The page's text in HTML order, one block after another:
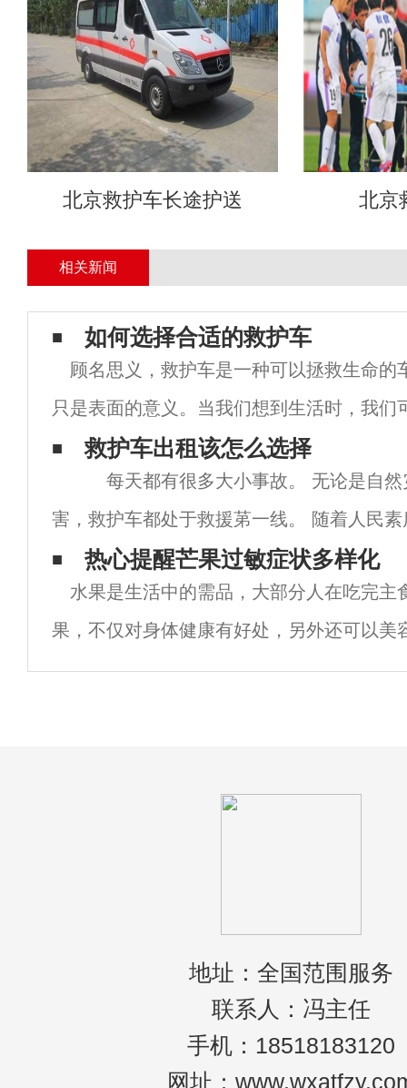
北京救护车长途护送 北京
相关新闻
如何选择合适的救护车
顾名思义，救护车是一种可以拯救生命的
只是表面的意义。当我们想到生活时，我们
的意义。120救护车出租在病人危机时期确
用。救护车是医院必不可少的医疗用品。对
救护车出租该怎么选择
每天都有很多大小事故。 无论是自然
害，救护车都处于救援苐一线。 随着人民
号召救护车让路，使之生活化。 但是，目
应完全不能满足各种事故的正常需求。 救护
热心提醒芒果过敏症状多样化
水果是生活中的需品，大部分人在吃完主
果，不仅对身体健康有好处，另外还可以美
是水果中特有的，但是并不是所以人吃所以
地址：全国范围服务
联系人：冯主任
手机：18518183120
网址：